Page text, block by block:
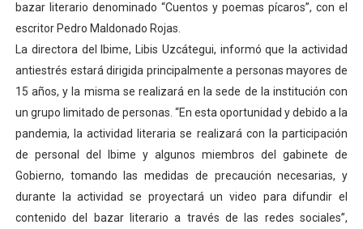
Expertos inspeccionan espacios del OAN para la
Dictan MasterClass en el marco del Encuentro LAGO
Campo Elías avanza con plan de asfaltado
Encuentro estadal fortalece la coordinación de
Gobernador Arnaldo Sánchez apadrina a más de 993
Plan Quirúrgico Regional llega a Pueblo Llano con la
bazar literario denominado “Cuentos y poemas pícaros”, con el
escritor Pedro Maldonado Rojas.
La directora del Ibime, Libis Uzcátegui, informó que la actividad
antiestrés estará dirigida principalmente a personas mayores de
15 años, y la misma se realizará en la sede de la institución con
un grupo limitado de personas. “En esta oportunidad y debido a la
pandemia, la actividad literaria se realizará con la participación
de personal del Ibime y algunos miembros del gabinete de
Gobierno, tomando las medidas de precaución necesarias, y
durante la actividad se proyectará un video para difundir el
contenido del bazar literario a través de las redes sociales”,